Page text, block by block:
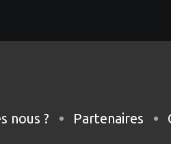
nous ? Partenaires